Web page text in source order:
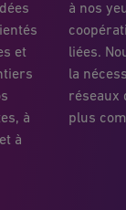
et
à
à
à nos
liées.
la
réseaux
plus